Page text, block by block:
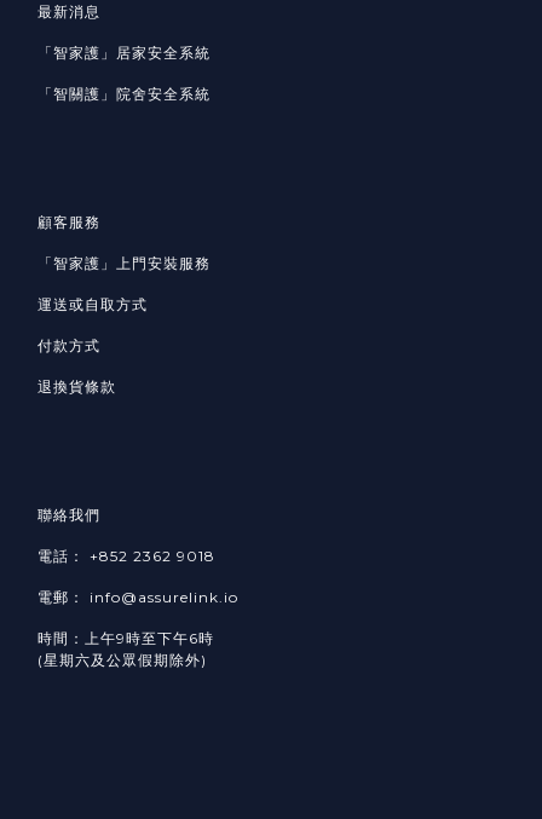
最新消息
「智家護」居家安全系統
「智關護」院舍安全系統
顧客服務
「智家護」 上門安裝服務
運送或自取方式
付款方式
退換貨條款
聯絡我們
電話： +852 2362 9018
電郵： info@assurelink.io
時間：上午9時至下午6時
(星期六及公眾假期除外)